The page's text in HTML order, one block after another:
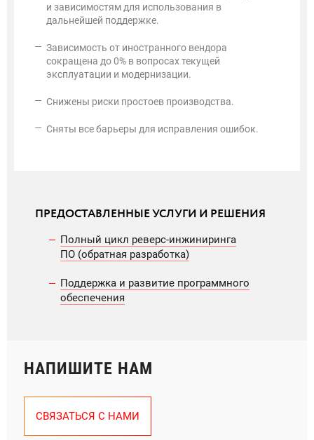
и зависимостям для использования в
дальнейшей поддержке.
Зависимость от иностранного вендора
сокращена до 0% в вопросах текущей
эксплуатации и модернизации.
Снижены риски простоев производства.
Cняты все барьеры для исправления ошибок.
ПРЕДОСТАВЛЕННЫЕ УСЛУГИ И РЕШЕНИЯ
Полный цикл реверс-инжиниринга
ПО (обратная разработка)
Поддержка и развитие программного
обеспечения
НАПИШИТЕ НАМ
СВЯЗАТЬСЯ С НАМИ